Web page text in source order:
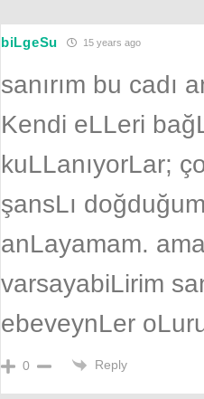
biLgeSu 15 years ago
sanırım bu cadı
Kendi eLLeri
kuLLanıyorLar;
şansLı
anLayamam.
varsayabiLirim
ebeveynLer
0 Reply